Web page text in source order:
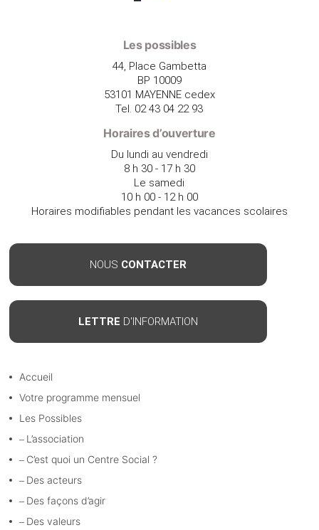
Les possibles
44, Place Gambetta
BP 10009
53101 MAYENNE cedex
Tel. 02 43 04 22 93
Horaires d’ouverture
Du lundi au vendredi
8 h 30 - 17 h 30
Le samedi
10 h 00 - 12 h 00
Horaires modifiables pendant les vacances scolaires
NOUS CONTACTER
LETTRE D'INFORMATION
Accueil
Votre programme mensuel
Les Possibles
L’association
C’est quoi un Centre Social ?
Des acteurs
Des façons d’agir
Des valeurs